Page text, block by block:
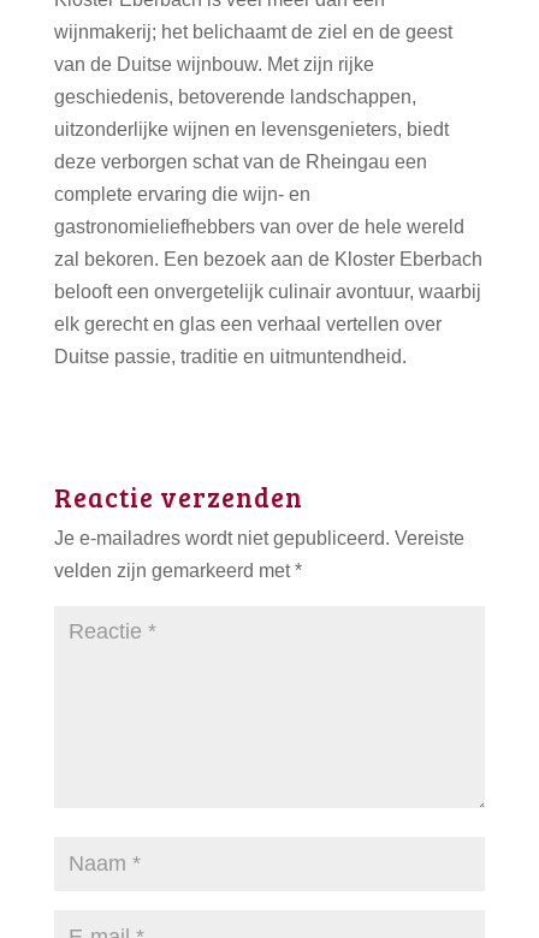
wijnmakerij; het belichaamt de ziel en de geest
van de Duitse wijnbouw. Met zijn rijke
geschiedenis, betoverende landschappen,
uitzonderlijke wijnen en levensgenieters, biedt
deze verborgen schat van de Rheingau een
complete ervaring die wijn- en
gastronomieliefhebbers van over de hele wereld
zal bekoren. Een bezoek aan de Kloster Eberbach
belooft een onvergetelijk culinair avontuur, waarbij
elk gerecht en glas een verhaal vertellen over
Duitse passie, traditie en uitmuntendheid.
Reactie verzenden
Je e-mailadres wordt niet gepubliceerd. Vereiste
velden zijn gemarkeerd met*